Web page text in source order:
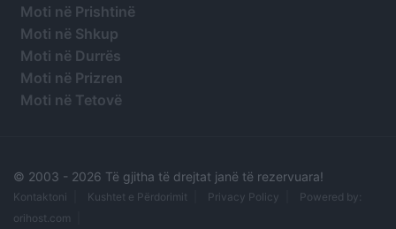
Moti në Prishtinë
Moti në Shkup
Moti në Durrës
Moti në Prizren
Moti në Tetovë
© 2003 - 2026 Të gjitha të drejtat janë të rezervuara!
Kontaktoni Kushtet e Përdorimit Privacy Policy
Powered by:
orihost.com